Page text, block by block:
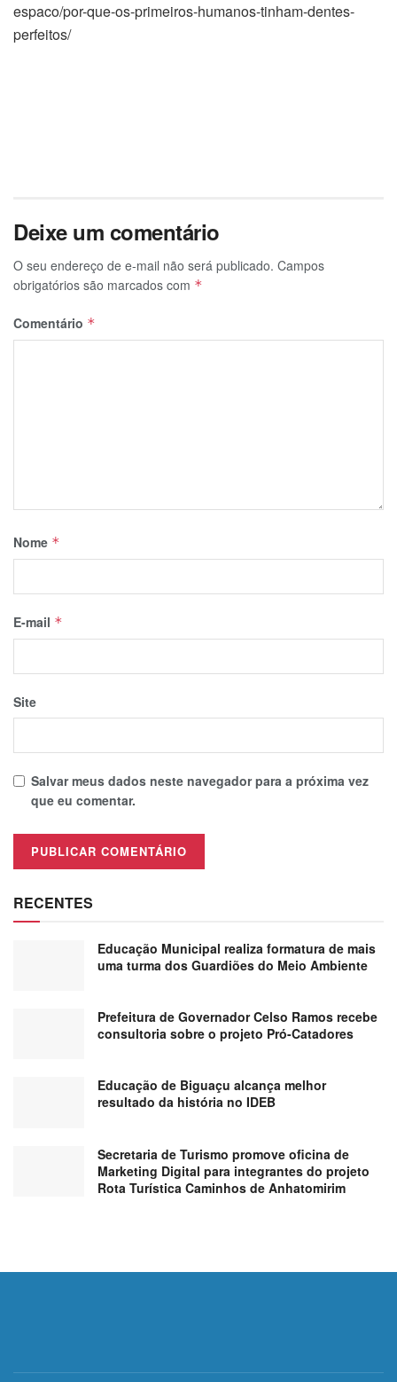
espaco/por-que-os-primeiros-humanos-tinham-dentes-
perfeitos/
Deixe um comentário
O seu endereço de e-mail não será publicado. Campos
obrigatórios são marcados com *
Comentário *
Nome *
E-mail *
Site
Salvar meus dados neste navegador para a próxima vez
que eu comentar.
RECENTES
Educação Municipal realiza formatura de mais
uma turma dos Guardiões do Meio Ambiente
Prefeitura de Governador Celso Ramos recebe
consultoria sobre o projeto Pró-Catadores
Educação de Biguaçu alcança melhor
resultado da história no IDEB
Secretaria de Turismo promove oficina de
Marketing Digital para integrantes do projeto
Rota Turística Caminhos de Anhatomirim